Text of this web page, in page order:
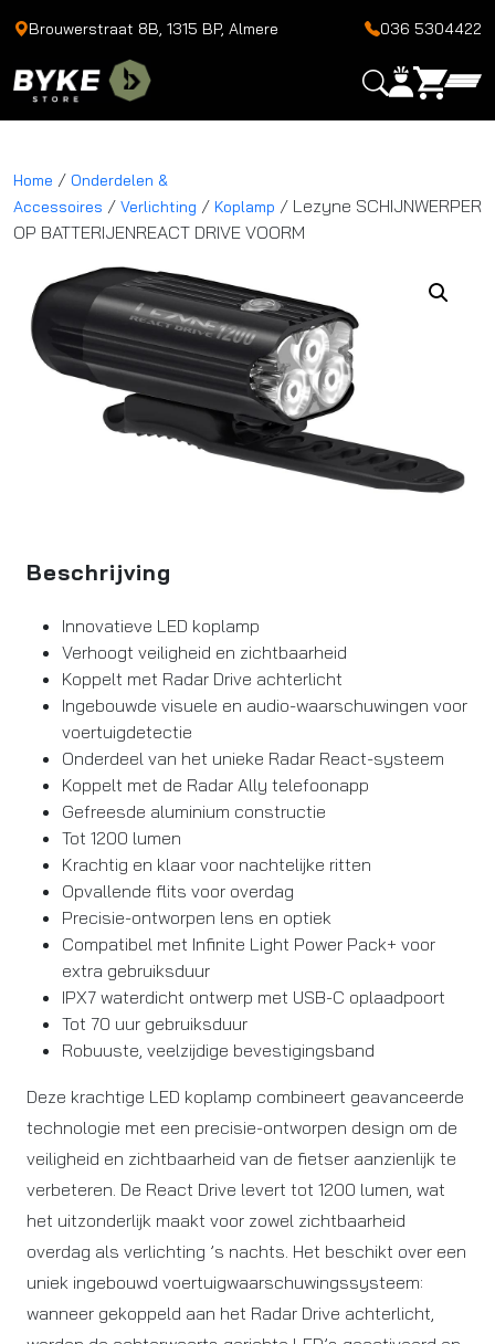
Brouwerstraat 8B, 1315 BP, Almere 036 5304422
Home / Onderdelen &
Accessoires / Verlichting / Koplamp / Lezyne SCHIJNWERPER
OP BATTERIJENREACT DRIVE VOORM
Beschrijving
Innovatieve LED koplamp
Verhoogt veiligheid en zichtbaarheid
Koppelt met Radar Drive achterlicht
Ingebouwde visuele en audio-waarschuwingen voor
voertuigdetectie
Onderdeel van het unieke Radar React-systeem
Koppelt met de Radar Ally telefoonapp
Gefreesde aluminium constructie
Tot 1200 lumen
Krachtig en klaar voor nachtelijke ritten
Opvallende flits voor overdag
Precisie-ontworpen lens en optiek
Compatibel met Infinite Light Power Pack+ voor
extra gebruiksduur
IPX7 waterdicht ontwerp met USB-C oplaadpoort
Tot 70 uur gebruiksduur
Robuuste, veelzijdige bevestigingsband
Deze krachtige LED koplamp combineert geavanceerde
technologie met een precisie-ontworpen design om de
veiligheid en zichtbaarheid van de fietser aanzienlijk te
verbeteren. De React Drive levert tot 1200 lumen, wat
het uitzonderlijk maakt voor zowel zichtbaarheid
overdag als verlichting ’s nachts. Het beschikt over een
uniek ingebouwd voertuigwaarschuwingssysteem:
wanneer gekoppeld aan het Radar Drive achterlicht,